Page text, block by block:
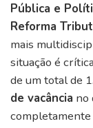
Pública e
Reforma
mais
situação é
de um total de
de vacância no
completamente